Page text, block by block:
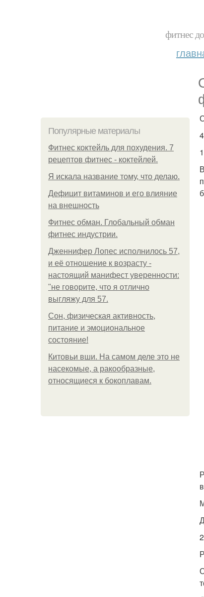
фитнес
Популярные материалы
Фитнес коктейль для похудения. 7
рецептов фитнес - коктейлей.
Я искала название тому, что делаю.
Дефицит витаминов и его влияние
на внешность
Фитнес обман. Глобальный обман
фитнес индустрии.
Дженнифер Лопес исполнилось 57,
и её отношение к возрасту -
настоящий манифест уверенности:
"не говорите, что я отлично
выгляжу для 57.
Сон, физическая активность,
питание и эмоциональное
состояние!
Китовьи вши. На самом деле это не
насекомые, а ракообразные,
относящиеся к бокоплавам.